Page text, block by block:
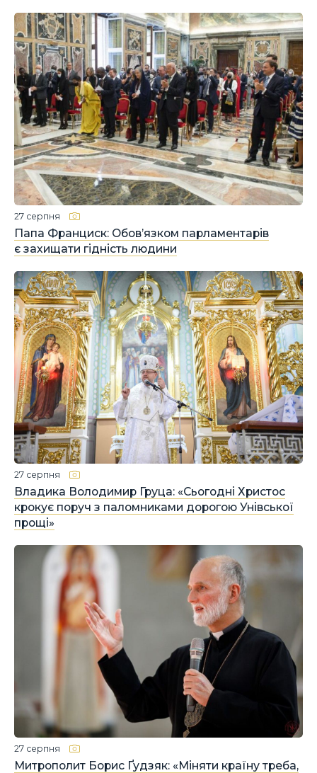
Папа Франциск: Обов’язком парламентарів
є захищати гідність людини
27 серпня
Владика Володимир Груца: «Сьогодні Христос
крокує поруч з паломниками дорогою Унівської
прощі»
27 серпня
Митрополит Борис Ґудзяк: «Міняти країну треба,
27 серпня